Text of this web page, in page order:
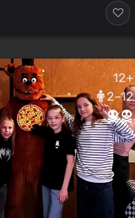
12+
2–12